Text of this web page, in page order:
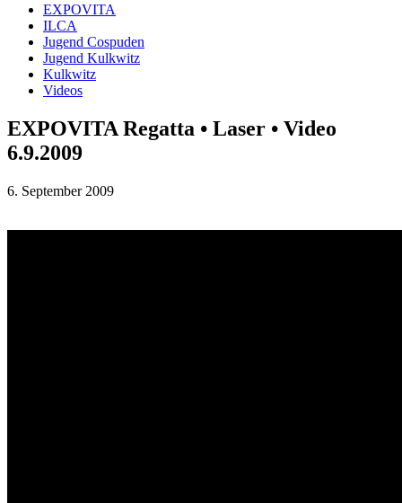
EXPOVITA
ILCA
Jugend Cospuden
Jugend Kulkwitz
Kulkwitz
Videos
EXPOVITA Regatta • Laser • Video
6.9.2009
6. September 2009